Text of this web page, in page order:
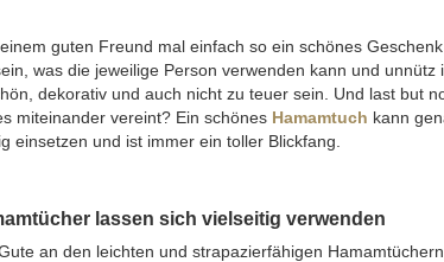
guten Freund mal einfach so ein schönes
was die jeweilige Person verwenden kann und unnütz
dekorativ und auch nicht zu teuer sein. Und last but
miteinander vereint? Ein schönes Hamamtuch kann
einsetzen und ist immer ein toller Blickfang.
lassen sich vielseitig verwenden
an den leichten und strapazierfähigen